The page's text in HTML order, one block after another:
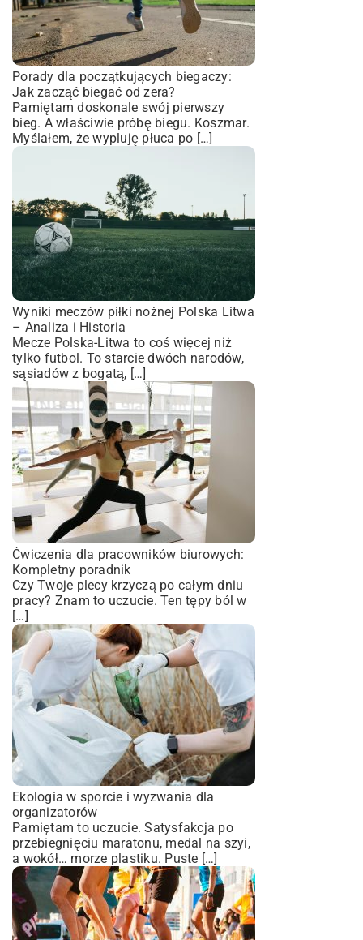
Porady dla początkujących biegaczy:
Jak zacząć biegać od zera?
Pamiętam doskonale swój pierwszy
bieg. A właściwie próbę biegu. Koszmar.
Myślałem, że wypluję płuca po […]
Wyniki meczów piłki nożnej Polska Litwa
– Analiza i Historia
Mecze Polska-Litwa to coś więcej niż
tylko futbol. To starcie dwóch narodów,
sąsiadów z bogatą, […]
Ćwiczenia dla pracowników biurowych:
Kompletny poradnik
Czy Twoje plecy krzyczą po całym dniu
pracy? Znam to uczucie. Ten tępy ból w
[…]
Ekologia w sporcie i wyzwania dla
organizatorów
Pamiętam to uczucie. Satysfakcja po
przebiegnięciu maratonu, medal na szyi,
a wokół… morze plastiku. Puste […]